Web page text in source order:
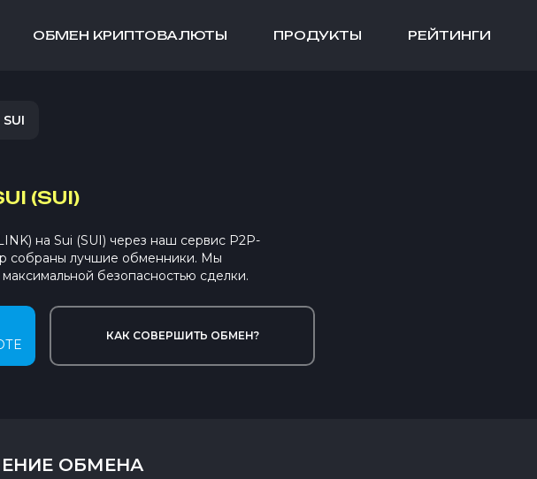
ОБМЕН КРИПТОВАЛЮТЫ ПРОДУКТЫ РЕЙТИНГИ
(SUI)
на Sui (SUI) через наш сервис P2P-
собраны лучшие обменники. Мы
безопасностью сделки.
КАК СОВЕРШИТЬ ОБМЕН?
ОБМЕНА